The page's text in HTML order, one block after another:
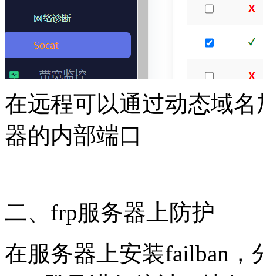
在远程可以通过动态域
器的内部端口
二、frp服务器上防护
在服务器上安装failban，